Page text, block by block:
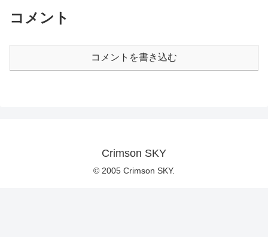
コメント
コメントを書き込む
Crimson SKY
© 2005 Crimson SKY.